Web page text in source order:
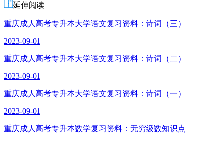
延伸阅读
重庆成人高考专升本大学语文复习资料：诗词（三）
2023-09-01
重庆成人高考专升本大学语文复习资料：诗词（二）
2023-09-01
重庆成人高考专升本大学语文复习资料：诗词（一）
2023-09-01
重庆成人高考专升本数学复习资料：无穷级数知识点